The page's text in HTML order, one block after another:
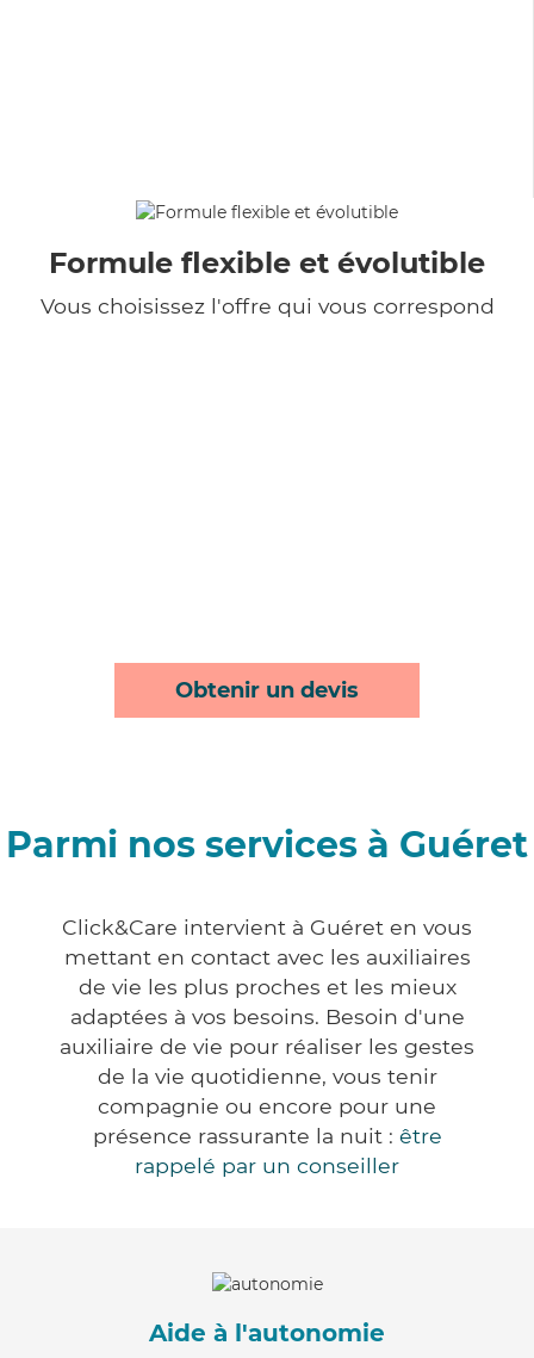
Formule flexible et évolutible
Vous choisissez l'offre qui vous correspond
Obtenir un devis
Parmi nos services à Guéret
Click&Care intervient à Guéret en vous
mettant en contact avec les auxiliaires
de vie les plus proches et les mieux
adaptées à vos besoins. Besoin d'une
auxiliaire de vie pour réaliser les gestes
de la vie quotidienne, vous tenir
compagnie ou encore pour une
présence rassurante la nuit : être
rappelé par un conseiller
Aide à l'autonomie